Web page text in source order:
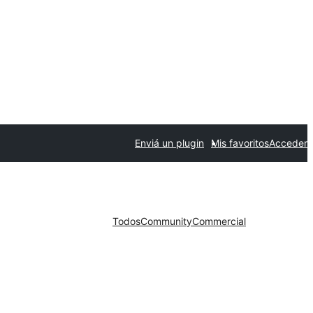
Enviá un plugin Mis favoritosAcceder
TodosCommunityCommercial